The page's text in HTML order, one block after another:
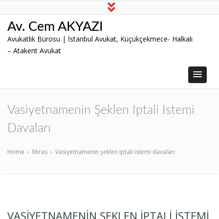
Av. Cem AKYAZI
Avukatlık Bürosu | İstanbul Avukat, Küçükçekmece- Halkalı
– Atakent Avukat
Vasiyetnamenin Şeklen Iptali Istemi
Davaları
Home › Miras › Vasiyetnamenin şeklen iptali istemi davaları
VASIYETNAMENIN ŞEKLEN IPTALI ISTEMI